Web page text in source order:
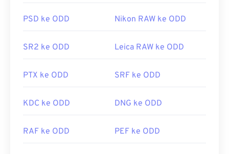
bagus lainnya yang patut dipertimbangkan adalah
Anda ingin mencoba produk Microsoft, seperti
Sebagai format berkas RAW, CRW dapat dikonversi
menggunakan alat
CRW ke JPG atauKonverter
PSD ke ODD Nikon RAW ke ODD
SR2 ke ODD Leica RAW ke ODD
PTX ke ODD SRF ke ODD
KDC ke ODD DNG ke ODD
RAF ke ODD PEF ke ODD